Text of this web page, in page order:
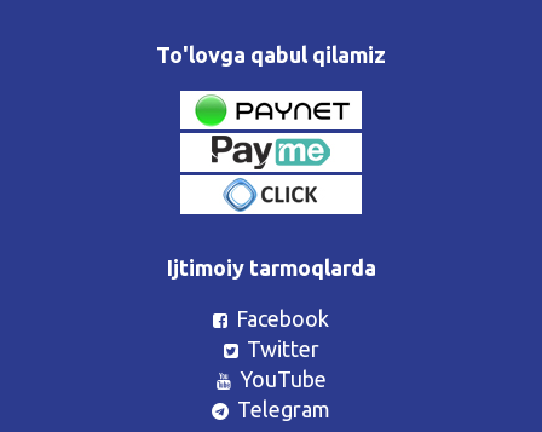
To'lovga qabul qilamiz
Ijtimoiy tarmoqlarda
Facebook
Twitter
YouTube
Telegram